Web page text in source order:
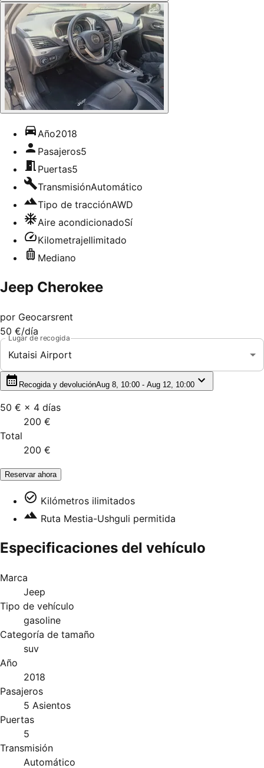
Año2018
Pasajeros5
Puertas5
TransmisiónAutomático
Tipo de tracciónAWD
Aire acondicionadoSí
KilometrajeIlimitado
Mediano
Jeep Cherokee
por Geocarsrent
50 €/día
Lugar de recogida
Kutaisi Airport
Recogida y devoluciónAug 8, 10:00 - Aug 12, 10:00
50 € × 4 días
200 €
Total
200 €
Reservar ahora
Kilómetros ilimitados
Ruta Mestia-Ushguli permitida
Especificaciones del vehículo
Marca
Jeep
Tipo de vehículo
gasoline
Categoría de tamaño
suv
Año
2018
Pasajeros
5 Asientos
Puertas
5
Transmisión
Automático